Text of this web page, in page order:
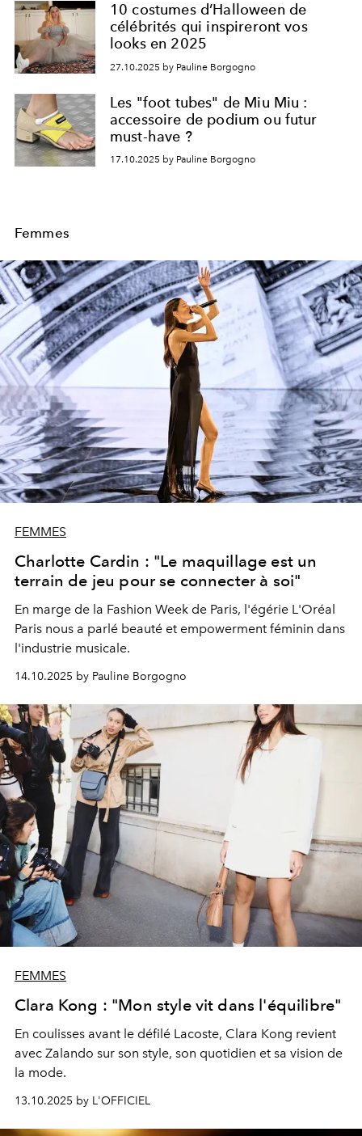
10 costumes d’Halloween de
célébrités qui inspireront vos
looks en 2025
27.10.2025 by Pauline Borgogno
Les "foot tubes" de Miu Miu :
accessoire de podium ou futur
must-have ?
17.10.2025 by Pauline Borgogno
Femmes
FEMMES
Charlotte Cardin : "Le maquillage est un
terrain de jeu pour se connecter à soi"
En marge de la Fashion Week de Paris, l'égérie L'Oréal
Paris nous a parlé beauté et empowerment féminin dans
l'industrie musicale.
14.10.2025 by Pauline Borgogno
FEMMES
Clara Kong : "Mon style vit dans l'équilibre"
En coulisses avant le défilé Lacoste, Clara Kong revient
avec Zalando sur son style, son quotidien et sa vision de
la mode.
13.10.2025 by L'OFFICIEL